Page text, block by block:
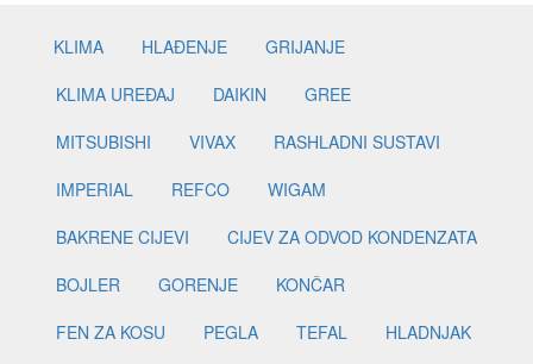
KLIMA HLAĐENJE
GRIJANJE
KLIMA UREĐAJ
DAIKIN
GREE
MITSUBISHI
VIVAX
RASHLADNI SUSTAVI
IMPERIAL
REFCO
WIGAM
BAKRENE CIJEVI
CIJEV ZA ODVOD KONDENZATA
BOJLER
GORENJE
KONČAR
FEN ZA KOSU
PEGLA TEFAL
HLADNJAK